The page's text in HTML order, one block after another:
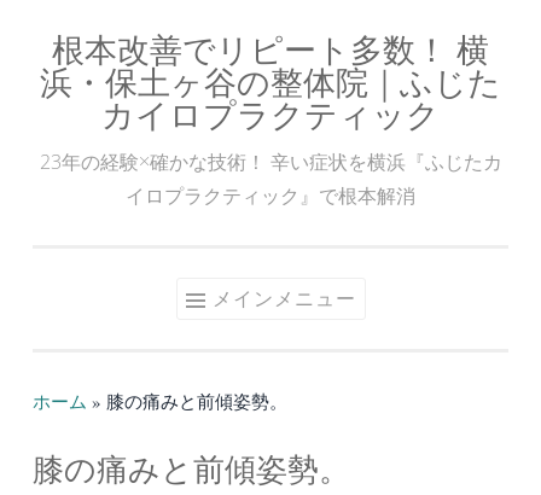
ン
根本改善でリピート多数！ 横
浜・保土ヶ谷の整体院｜ふじた
カイロプラクティック
23年の経験×確かな技術！ 辛い症状を横浜『ふじたカ
イロプラクティック』で根本解消
メインメニュー
ホーム » 膝の痛みと前傾姿勢。
膝の痛みと前傾姿勢。